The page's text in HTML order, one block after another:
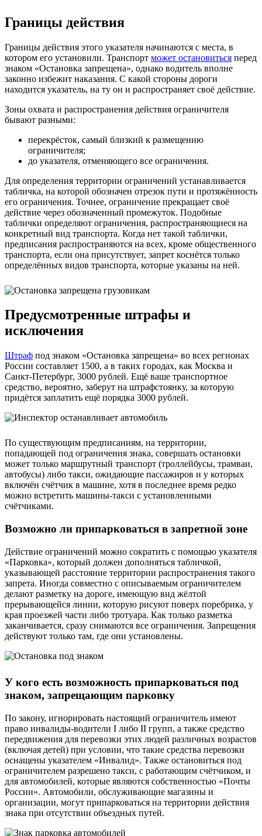
Границы действия
Границы действия этого указателя начинаются с места, в
котором его установили. Транспорт может остановиться перед
знаком «Остановка запрещена», однако водитель вполне
законно избежит наказания. С какой стороны дороги
находится указатель, на ту он и распространяет своё действие.
Зоны охвата и распространения действия ограничителя
бывают разными:
перекрёсток, самый близкий к размещению
ограничителя;
до указателя, отменяющего все ограничения.
Для определения территории ограничений устанавливается
табличка, на которой обозначен отрезок пути и протяжённость
его ограничения. Точнее, ограничение прекращает своё
действие через обозначенный промежуток. Подобные
таблички определяют ограничения, распространяющиеся на
конкретный вид транспорта. Когда нет такой таблички,
предписания распространяются на всех, кроме общественного
транспорта, если она присутствует, запрет коснётся только
определённых видов транспорта, которые указаны на ней.
Предусмотренные штрафы и
исключения
Штраф под знаком «Остановка запрещена» во всех регионах
России составляет 1500, а в таких городах, как Москва и
Санкт-Петербург, 3000 рублей. Ещё ваше транспортное
средство, вероятно, заберут на штрафстоянку, за которую
придётся заплатить ещё порядка 3000 рублей.
По существующим предписаниям, на территории,
попадающей под ограничения знака, совершать остановки
может только маршрутный транспорт (троллейбусы, трамваи,
автобусы) либо такси, ожидающие пассажиров и у которых
включён счётчик в машине, хотя в последнее время редко
можно встретить машины-такси с установленными
счётчиками.
Возможно ли припарковаться в запретной зоне
Действие ограничений можно сократить с помощью указателя
«Парковка», который должен дополняться табличкой,
указывающей расстояние территории распространения такого
запрета. Иногда совместно с описываемым ограничителем
делают разметку на дороге, имеющую вид жёлтой
прерывающейся линии, которую рисуют поверх поребрика, у
края проезжей части либо тротуара. Как только разметка
заканчивается, сразу снимаются все ограничения. Запрещения
действуют только там, где они установлены.
У кого есть возможность припарковаться под
знаком, запрещающим парковку
По закону, игнорировать настоящий ограничитель имеют
право инвалиды-водители I либо II групп, а также средство
передвижения для перевозки этих людей различных возрастов
(включая детей) при условии, что такие средства перевозки
оснащены указателем «Инвалид». Также остановиться под
ограничителем разрешено такси, с работающим счётчиком, и
для автомобилей, которые являются собственностью «Почты
России». Автомобили, обслуживающие магазины и
организации, могут припарковаться на территории действия
знака при отсутствии объездных путей.